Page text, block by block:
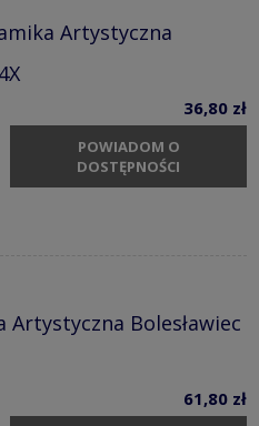
Artystyczna
36,80 zł
POWIADOM O
DOSTĘPNOŚCI
Artystyczna Bolesławiec
61,80 zł